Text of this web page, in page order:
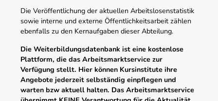
Die Veröffentlichung der aktuellen Arbeitslosenstatistik
sowie interne und externe Öffentlichkeitsarbeit zählen
ebenfalls zu den Kernaufgaben dieser Abteilung.
Die Weiterbildungsdatenbank ist eine kostenlose
Plattform, die das Arbeitsmarktservice zur
Verfügung stellt. Hier können Kursinstitute ihre
Angebote jederzeit selbständig einpflegen und
warten bzw aktuell halten. Das Arbeitsmarktservice